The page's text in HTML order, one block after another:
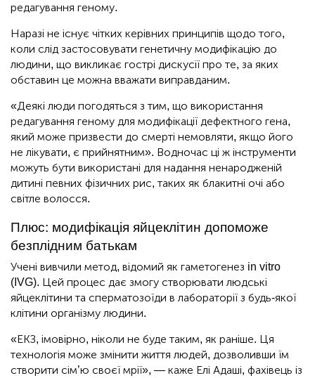
редагування геному.
Наразі не існує чітких керівних принципів щодо того,
коли слід застосовувати генетичну модифікацію до
людини, що викликає гострі дискусії про те, за яких
обставин це можна вважати виправданим.
«Деякі люди погодяться з тим, що використання
редагування геному для модифікації дефектного гена,
який може призвести до смерті немовляти, якщо його
не лікувати, є прийнятним». Водночас ці ж інструменти
можуть бути використані для надання ненародженій
дитині певних фізичних рис, таких як блакитні очі або
світле волосся.
Плюс: модифікація яйцеклітин допоможе
безплідним батькам
Учені вивчили метод, відомий як гаметогенез in vitro
(IVG). Цей процес дає змогу створювати людські
яйцеклітини та сперматозоїди в лабораторії з будь-якої
клітини організму людини.
«ЕКЗ, імовірно, ніколи не буде таким, як раніше. Ця
технологія може змінити життя людей, дозволивши їм
створити сім’ю своєї мрії», — каже Елі Адаші, фахівець із